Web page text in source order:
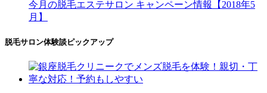
今月の脱毛エステサロン キャンペーン情報【2018年5
月】
脱毛サロン体験談ピックアップ